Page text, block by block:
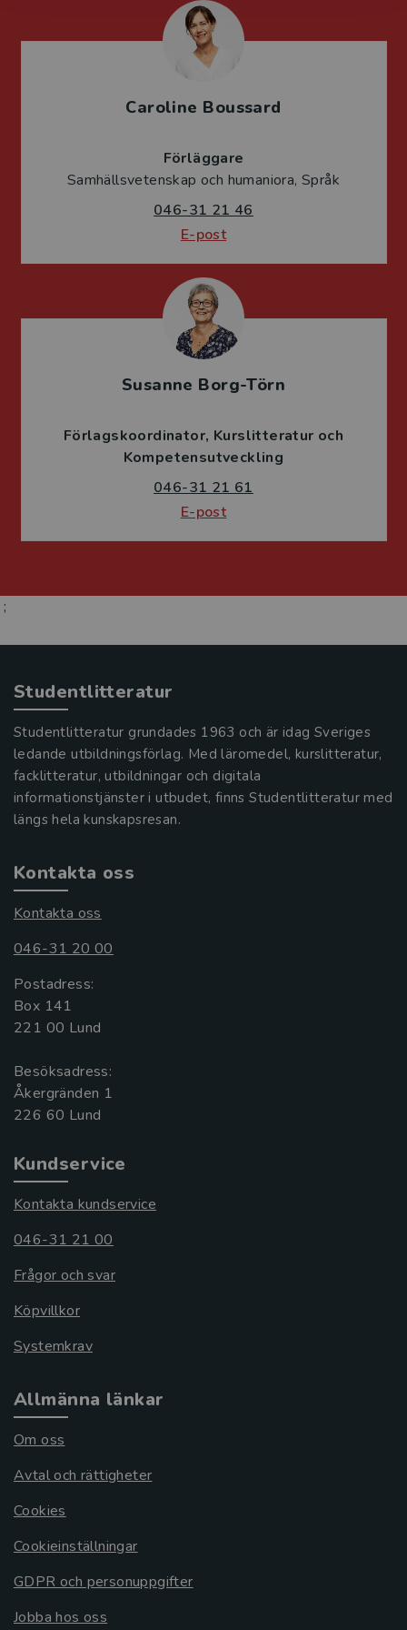
Caroline Boussard
Förläggare
Samhällsvetenskap och humaniora, Språk
046-31 21 46
E-post
Susanne Borg-Törn
Förlagskoordinator Kurslitteratur och
Kompetensutveckling
046-31 21 61
E-post
;
Studentlitteratur
Studentlitteratur grundades 1963 och är idag Sveriges
ledande utbildningsförlag. Med läromedel, kurslitteratur,
facklitteratur, utbildningar och digitala
informationstjänster i utbudet, finns Studentlitteratur med
längs hela kunskapsresan.
Kontakta oss
Kontakta oss
046-31 20 00
Postadress:
Box 141
221 00 Lund
Besöksadress:
Åkergränden 1
Kundservice
Kontakta kundservice
046-31 21 00
Frågor och svar
Köpvillkor
Systemkrav
Allmänna länkar
Om oss
Avtal och rättigheter
Cookies
Cookieinställningar
GDPR och personuppgifter
Jobba hos oss